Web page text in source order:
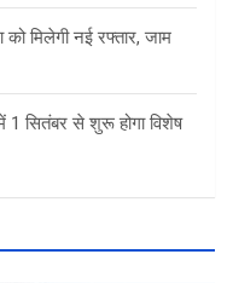
मिलेगी नई रफ्तार, जाम
सितंबर से शुरू होगा विशेष